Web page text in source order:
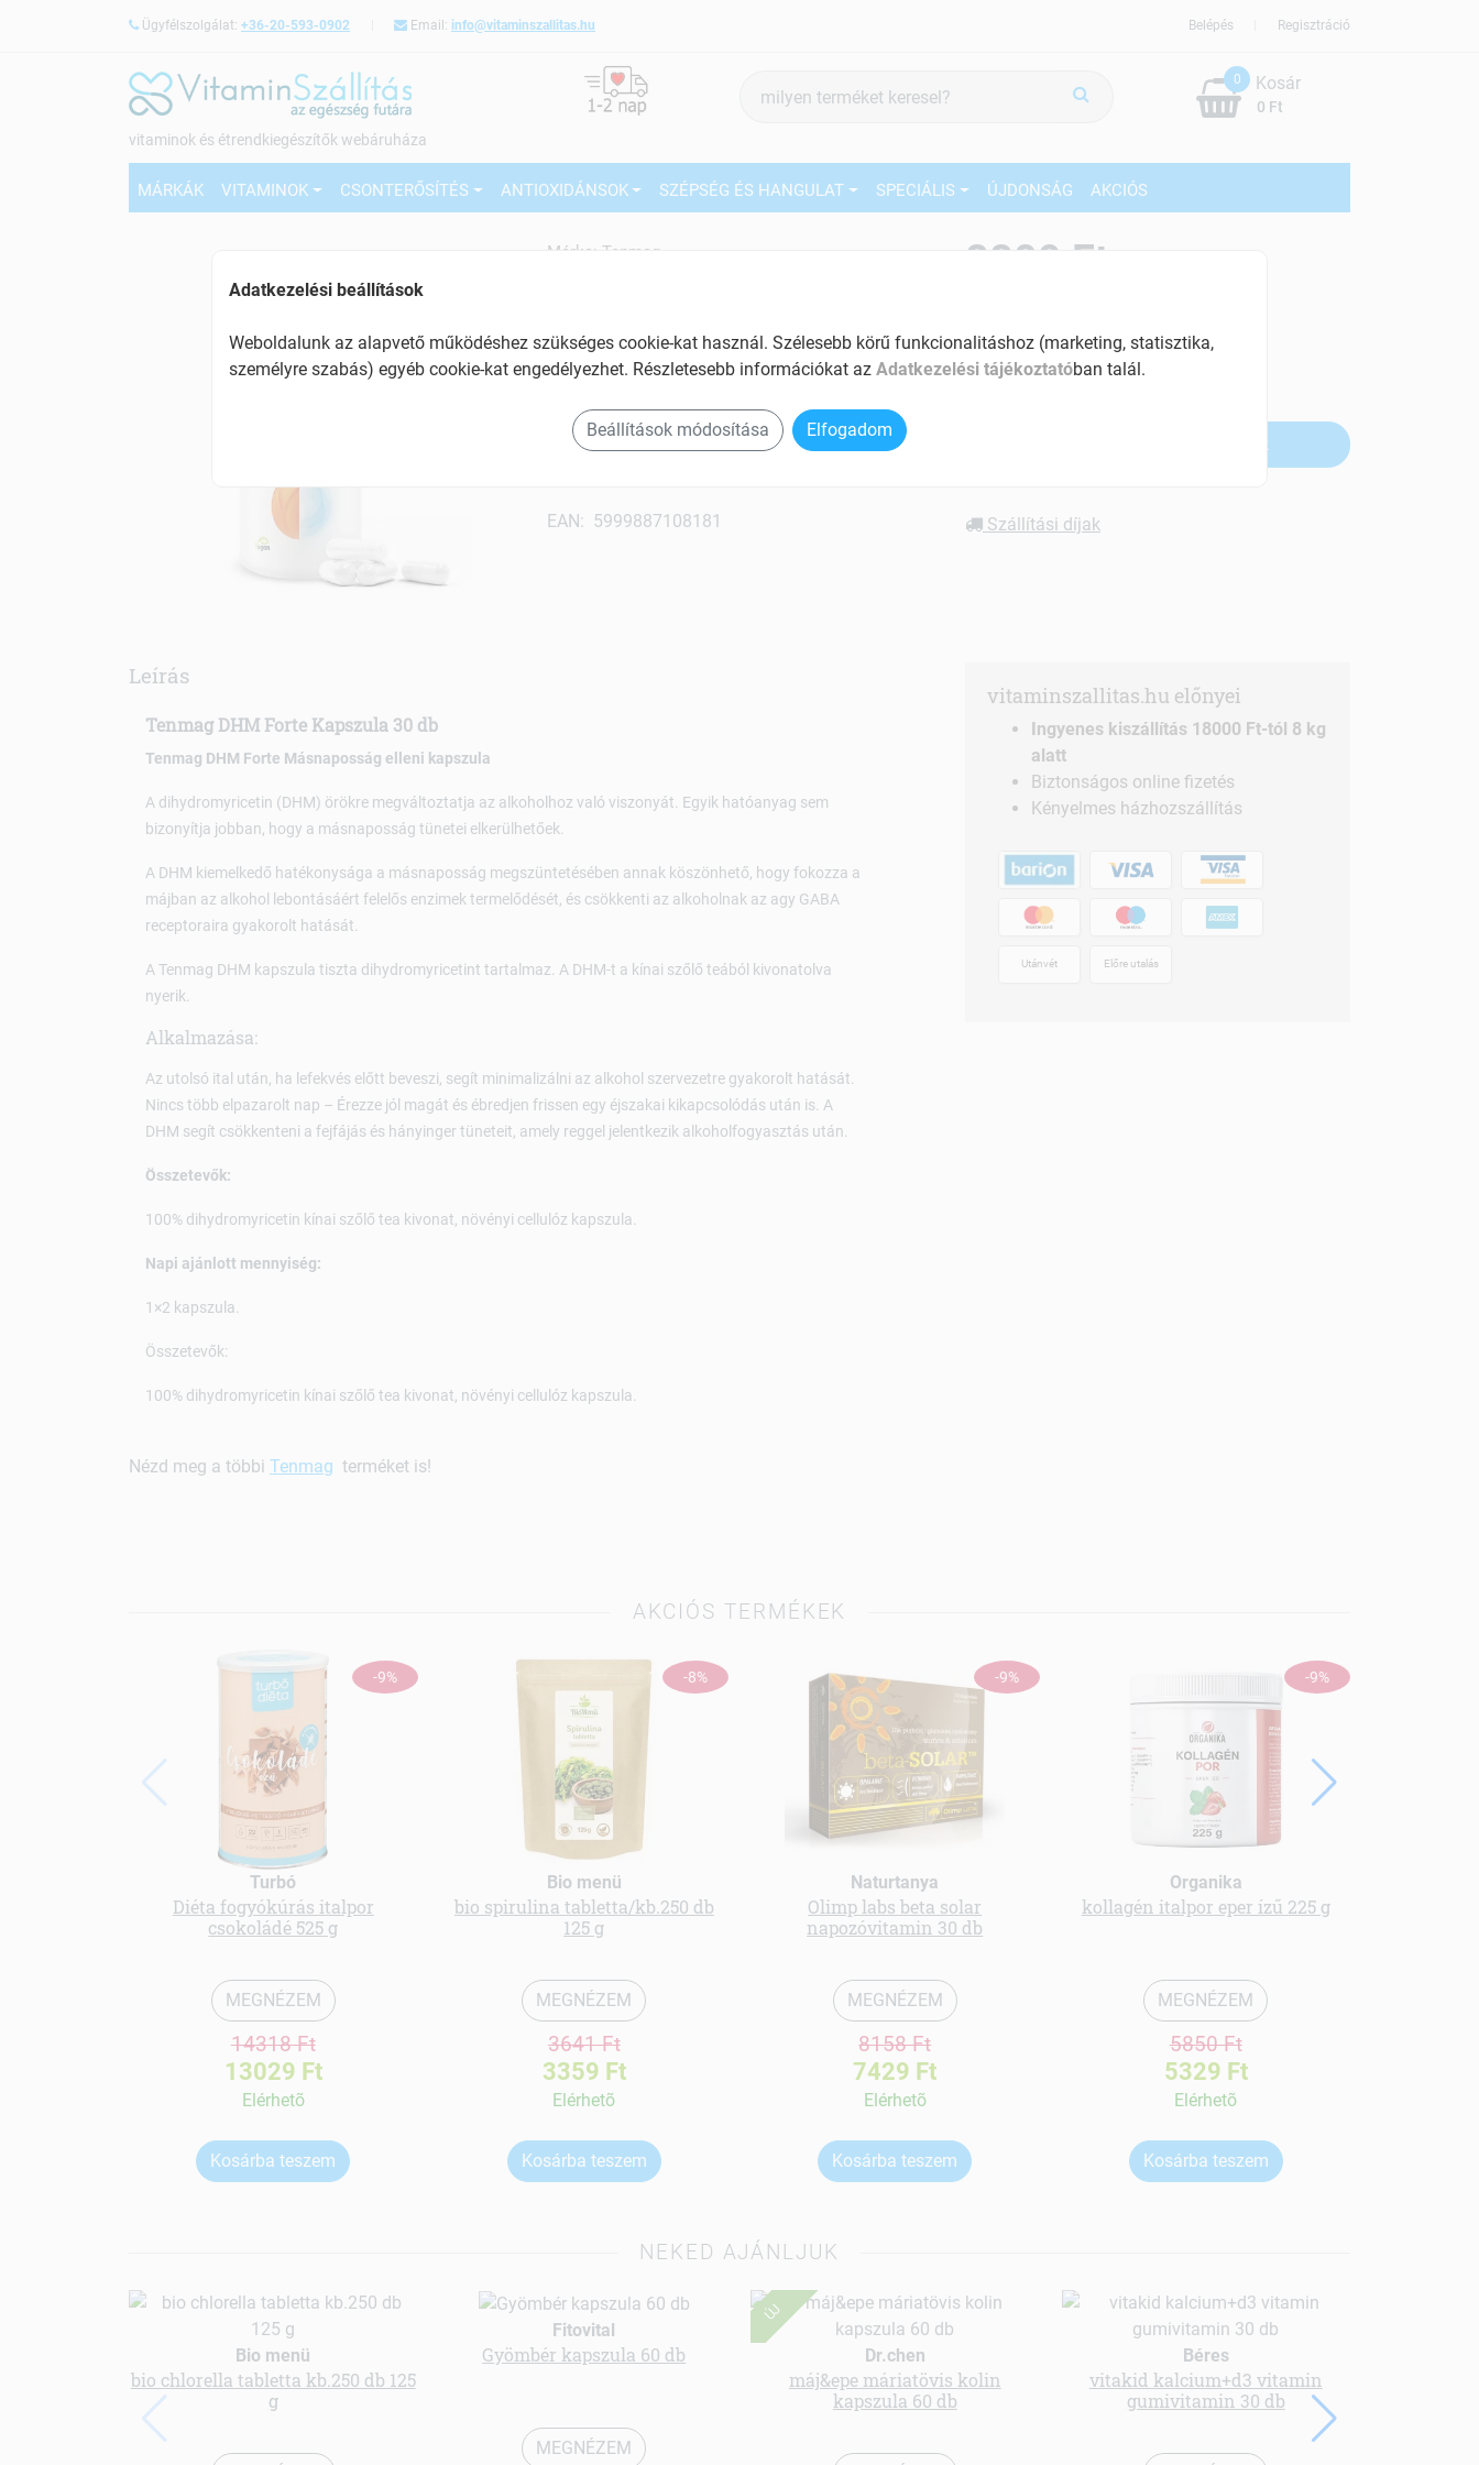
Ügyfélszolgálat: +36-20-593-0902 Email: info@vitaminszallitas.hu Regisztráció
Belépés
vitaminok és étrendkiegészítők webáruháza
keresés
0
0 Ft
Kosár
MÁRKÁK VITAMINOK CSONTERŐSÍTÉS ANTIOXIDÁNSOK SZÉPSÉG ÉS HANGULAT SPECIÁLIS ÚJDONSÁG AKCIÓS
Márka: Tenmag
Másnaposság elleni kapszula
Tartalom: 30 db
Fokozza a májban az alkohol
lebontásáért felelős enzimek
EAN: 5999887108181
8809 Ft
Készletinformáció:
Szállítási díjak
Leírás
Tenmag DHM Forte Kapszula 30 db
Tenmag DHM Forte Másnaposság elleni kapszula
A dihydromyricetin (DHM) örökre megváltoztatja az alkoholhoz való viszonyát. Egyik hatóanyag sem
bizonyítja jobban, hogy a másnaposság tünetei elkerülhetőek.
A DHM kiemelkedő hatékonysága a másnaposság megszüntetésében annak köszönhető, hogy fokozza a
májban az alkohol lebontásáért felelős enzimek termelődését, és csökkenti az alkoholnak az agy GABA
receptoraira gyakorolt ​​hatását.
A Tenmag DHM kapszula tiszta dihydromyricetint tartalmaz. A DHM-t a kínai szőlő teából kivonatolva
nyerik.
Alkalmazása:
Az utolsó ital után, ha lefekvés előtt beveszi, segít minimalizálni az alkohol szervezetre gyakorolt ​​hatását.
Nincs több elpazarolt nap – Érezze jól magát és ébredjen frissen egy éjszakai kikapcsolódás után is. A
DHM segít csökkenteni a fejfájás és hányinger tüneteit, amely reggel jelentkezik alkoholfogyasztás után.
Összetevők:
100% dihydromyricetin kínai szőlő tea kivonat, növényi cellulóz kapszula.
Napi ajánlott mennyiség:
1×2 kapszula.
Összetevők:
100% dihydromyricetin kínai szőlő tea kivonat, növényi cellulóz kapszula.
Nézd meg a többi Tenmag terméket is!
vitaminszallitas.hu előnyei
Ingyenes kiszállítás 18000 Ft-tól 8 kg
alatt
Biztonságos online fizetés
Kényelmes házhozszállítás
Utánvét Előre utalás
AKCIÓS TERMÉKEK
-9%
Turbó
Diéta fogyókúrás italpor
csokoládé 525 g
MEGNÉZEM
14318 Ft
13029 Ft
Elérhetõ
Kosárba teszem
-8%
Bio menü
bio spirulina tabletta/kb.250 db
125 g
MEGNÉZEM
3641 Ft
3359 Ft
Elérhetõ
Kosárba teszem
-9%
Naturtanya
Olimp labs beta solar
napozóvitamin 30 db
MEGNÉZEM
8158 Ft
7429 Ft
Elérhetõ
Kosárba teszem
-9%
Organika
kollagén italpor eper ízű 225 g
MEGNÉZEM
5850 Ft
5329 Ft
Elérhetõ
Kosárba teszem
NEKED AJÁNLJUK
Bio menü
bio chlorella tabletta kb.250 db 125
g
Fitovital
Gyömbér kapszula 60 db
MEGNÉZEM
ÚJ
Dr.chen
máj&epe máriatövis kolin
kapszula 60 db
Béres
vitakid kalcium+d3 vitamin
gumivitamin 30 db
Adatkezelési beállítások
Weboldalunk az alapvető működéshez szükséges cookie-kat használ. Szélesebb körű funkcionalitáshoz (marketing, statisztika,
személyre szabás) egyéb cookie-kat engedélyezhet. Részletesebb információkat az Adatkezelési tájékoztatóban talál.
Beállítások módosítása Elfogadom